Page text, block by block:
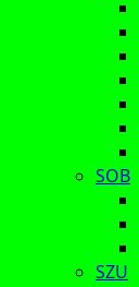
SOB
SZU